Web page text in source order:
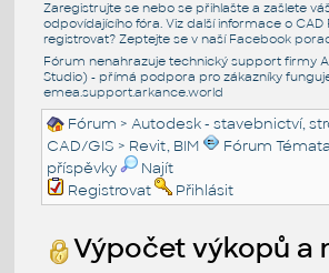
Zaregistrujte se nebo se přihlašte a zašlete
odpovídajícího fóra. Viz další informace o CAD
registrovat? Zeptejte se v naší Facebook
Fórum nenahrazuje technický support firmy
Studio) - přímá podpora pro zákazníky
emea.support.arkance.world
Fórum >Autodesk - stavebnictví,
CAD/GIS > Revit, BIM Fórum Témata
příspěvky
Najít
Registrovat
Přihlásit
Výpočet výkopů a